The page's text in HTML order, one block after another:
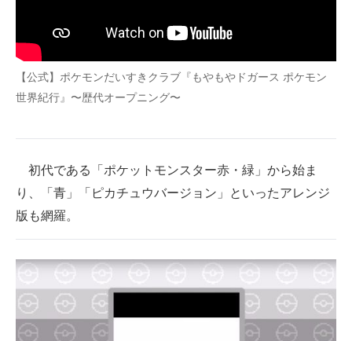
製造業のIT導入・活用を支援
電子設計の基本と応用
エネルギーの専門メディア
ちょっと気になるネットの話題
【公式】ポケモンだいすきクラブ『もやもやドガース ポケモン
世界紀行』〜歴代オープニング〜
初代である「ポケットモンスター赤・緑」から始ま
り、「青」「ピカチュウバージョン」といったアレンジ
版も網羅。